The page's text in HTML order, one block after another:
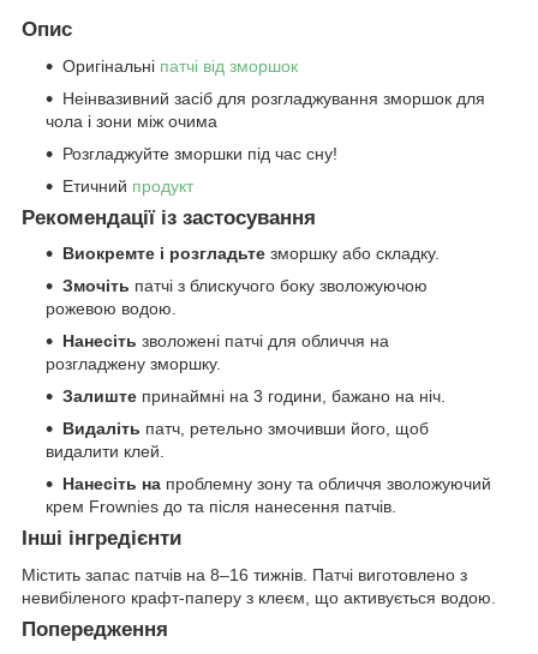
Опис
Оригінальні патчі від зморшок
Неінвазивний засіб для розгладжування зморшок для
чола і зони між очима
Розгладжуйте зморшки під час сну!
Етичний продукт
Рекомендації із застосування
Виокремте і розгладьте зморшку або складку.
Змочіть патчі з блискучого боку зволожуючою
рожевою водою.
Нанесіть зволожені патчі для обличчя на
розгладжену зморшку.
Залиште принаймні на 3 години, бажано на ніч.
Видаліть патч, ретельно змочивши його, щоб
видалити клей.
Нанесіть на проблемну зону та обличчя зволожуючий
крем Frownies до та після нанесення патчів.
Інші інгредієнти
Містить запас патчів на 8–16 тижнів. Патчі виготовлено з
невибіленого крафт-паперу з клеєм, що активується водою.
Попередження